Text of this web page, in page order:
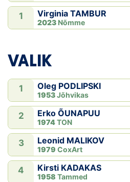
1 Virginia TAMBUR
2023 Nõmme
VALIK
1 Oleg PODLIPSKI
1953Jõhvikas
2 Erko ÕUNAPUU
1974TON
3 Leonid MALIKOV
1979 CoxArt
4 Kirsti KADAKAS
1958 Tammed